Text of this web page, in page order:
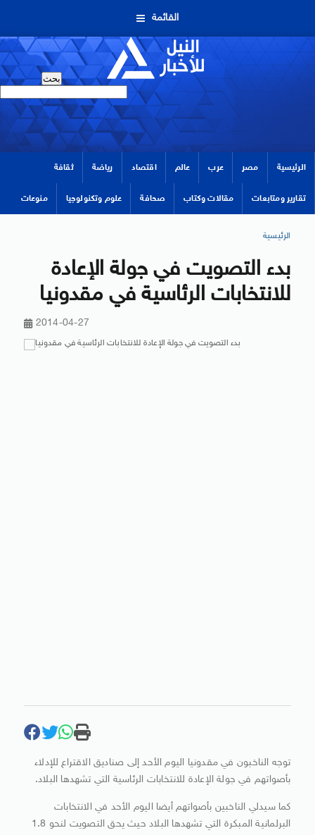
القائمة
الرئيسية مصر عرب عالم اقتصاد رياضة ثقافة
تقارير ومتابعات مقالات وكتاب صحافة علوم وتكنولوجيا منوعات
الرئيسية
بدء التصويت في جولة الإعادة
للانتخابات الرئاسية في مقدونيا
2014-04-27
توجه الناخبون في مقدونيا اليوم الأحد إلى صناديق الاقتراع للإدلاء
بأصواتهم في جولة الإعادة للانتخابات الرئاسية التي تشهدها البلاد.
كما سيدلي الناخبين بأصواتهم أيضا اليوم الأحد في الانتخابات
البرلمانية المبكرة التي تشهدها البلاد حيث يحق التصويت لنحو 1.8